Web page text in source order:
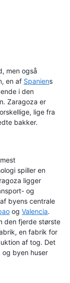
men også
en af Spaniens
i den
Zaragoza er
lige fra
bakker.
spiller en
ligger
og
byens centrale
og Valencia.
den fjerde største
en fabrik for
af tog. Det
byen huser